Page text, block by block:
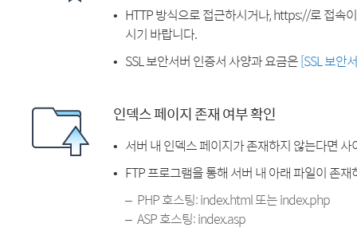
HTTP 방식으로 접근하시거나, https://로 접속
시기 바랍니다.
SSL 보안서버 인증서 사양과 요금은[SSL 보안
인덱스 페이지 존재 여부 확인
서버 내 인덱스 페이지가 존재하지 않는다면
FTP 프로그램을 통해 서버 내 아래 파일이 존
PHP 호스팅: index.html 또는 index.php
ASP 호스팅: index.asp